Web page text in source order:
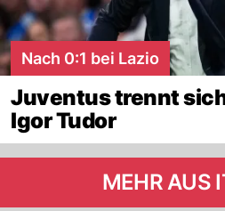
Nach 0:1 bei Lazio
Juventus trennt
Igor Tudor
MEHR AUS